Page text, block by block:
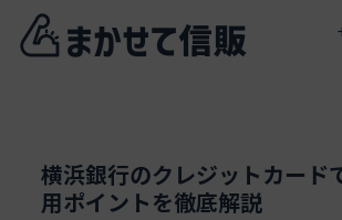
横浜銀行のクレジットカード
用ポイントを徹底解説